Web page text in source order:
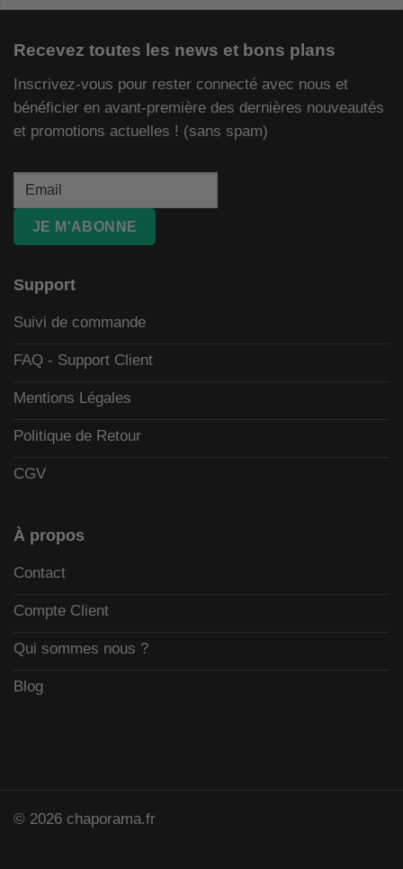
Recevez toutes les news et bons plans
Inscrivez-vous pour rester connecté avec nous et
bénéficier en avant-première des dernières nouveautés
et promotions actuelles ! (sans spam)
JE M'ABONNE
Support
Suivi de commande
FAQ - Support Client
Mentions Légales
Politique de Retour
CGV
À propos
Contact
Compte Client
Qui sommes nous ?
Blog
© 2026 chaporama.fr